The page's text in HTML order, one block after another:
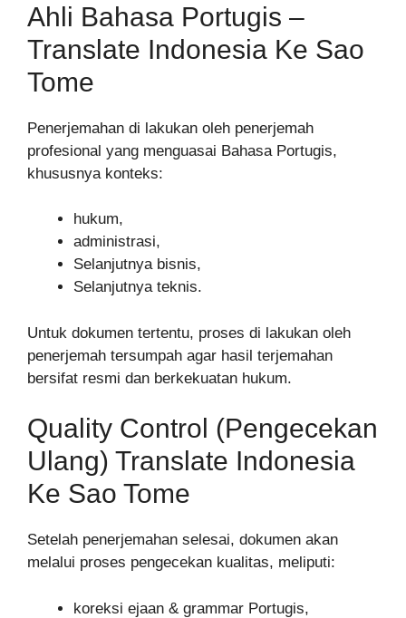
Ahli Bahasa Portugis –
Translate Indonesia Ke Sao
Tome
Penerjemahan di lakukan oleh penerjemah
profesional yang menguasai Bahasa Portugis,
khususnya konteks:
hukum,
administrasi,
Selanjutnya bisnis,
Selanjutnya teknis.
Untuk dokumen tertentu, proses di lakukan oleh
penerjemah tersumpah agar hasil terjemahan
bersifat resmi dan berkekuatan hukum.
Quality Control (Pengecekan
Ulang) Translate Indonesia
Ke Sao Tome
Setelah penerjemahan selesai, dokumen akan
melalui proses pengecekan kualitas, meliputi:
koreksi ejaan & grammar Portugis,